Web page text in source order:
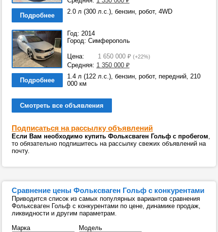
Подробнее
2.0 л (300 л.с.), бензин, робот, 4WD
Год: 2014
Город: Симферополь
Цена: 1 650 000 ₽ (+22%)
Средняя: 1 350 000 ₽
Подробнее
1.4 л (122 л.с.), бензин, робот, передний, 210
000 км
Смотреть все объявления
Подписаться на рассылку объявлений
Если Вам необходимо купить Фольксваген Гольф с пробегом,
то обязательно подпишитесь на рассылку свежих объявлений на
почту.
Сравнение цены Фольксваген Гольф с конкурентами
Приводится список из самых популярных вариантов сравнения
Фольксваген Гольф с конкурентами по цене, динамике продаж,
ликвидности и другим параметрам.
Марка
Модель